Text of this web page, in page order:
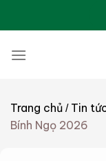
dung
Trang chủ / Tin
Bính Ngọ 2026